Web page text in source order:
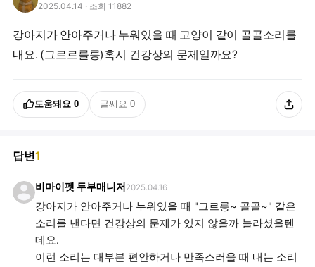
2025.04.14 · 조회 11882
강아지가 안아주거나 누워있을 때 고양이 같이 골골소리를
내요. (그르르를릉)혹시 건강상의 문제일까요?
도움돼요 0 글쎄요 0
답변1
비마이펫 두부매니저 2025.04.16
강아지가 안아주거나 누워있을 때 "그르릉~ 골골~" 같은
소리를 낸다면 건강상의 문제가 있지 않을까 놀라셨을텐
데요.
이런 소리는 대부분 편안하거나 만족스러울 때 내는 소리